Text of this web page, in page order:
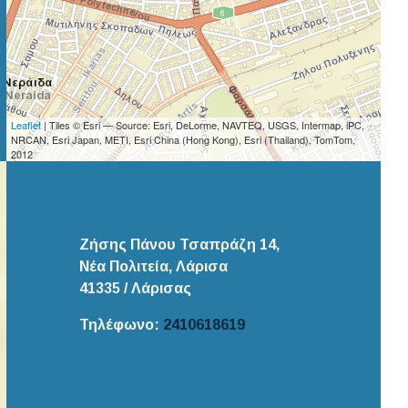
Leaflet| Tiles © Esri — Source: Esri, DeLorme, NAVTEQ, USGS, Intermap, iPC,
NRCAN, Esri Japan, METI, Esri China (Hong Kong), Esri (Thailand), TomTom,
2012
Ζήσης Πάνου Τσαπράζη 14,
Νέα Πολιτεία, Λάρισα
41335 / Λάρισας
Τηλέφωνο: 2410618619